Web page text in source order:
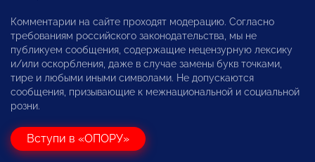
Комментарии на сайте проходят модерацию. Согласно
требованиям российского законодательства, мы не
публикуем сообщения, содержащие нецензурную лексику
и/или оскорбления, даже в случае замены букв точками,
тире и любыми иными символами. Не допускаются
сообщения, призывающие к межнациональной и социальной
розни.
Вступи в «ОПОРУ»